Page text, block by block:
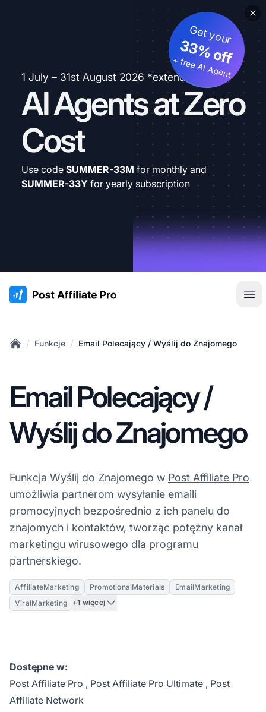
1 July – 31st August 2026 *extended
AI Agents at Zero
Cost
Get your
33% off
+ free AI Agent
Use code SUMMER-33M for monthly and
SUMMER-33Y for yearly subscription
:site.title
/ Funkcje / Email Polecający / Wyślij do Znajomego
Email Polecający /
Wyślij do Znajomego
Funkcja Wyślij do Znajomego w Post Affiliate Pro
umożliwia partnerom wysyłanie emaili
promocyjnych bezpośrednio z ich panelu do
znajomych i kontaktów, tworząc potężny kanał
marketingu wirusowego dla programu
partnerskiego.
AffiliateMarketing PromotionalMaterials
EmailMarketing
ViralMarketing
+1 więcej
Dostępne w:
Post Affiliate Pro , Post Affiliate Pro Ultimate , Post
Affiliate Network